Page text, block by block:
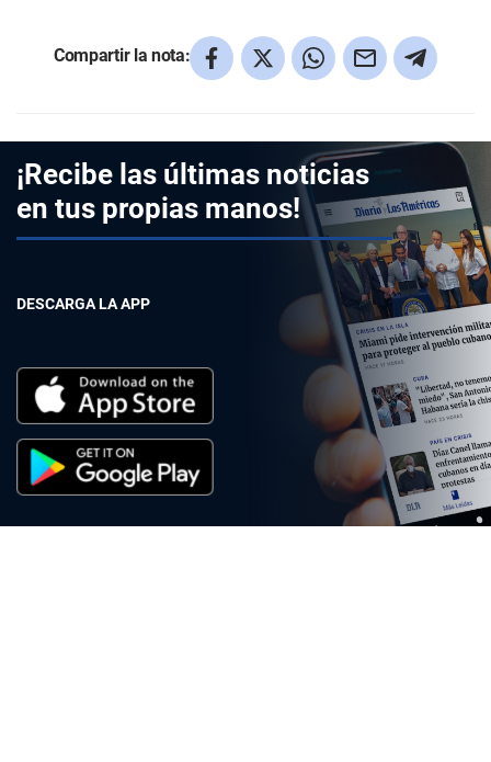
Compartir la nota:
¡Recibe las últimas noticias
en tus propias manos!
DESCARGA LA APP